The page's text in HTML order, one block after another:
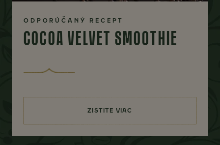
ODPORÚČANÝ RECEPT
COCOA VELVET SMOOTHIE
ZISTITE VIAC